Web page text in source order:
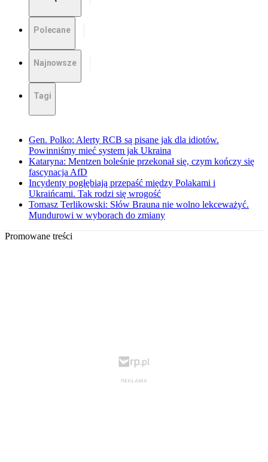
Polecane
Najnowsze
Tagi
Gen. Polko: Alerty RCB są pisane jak dla idiotów.
Powinniśmy mieć system jak Ukraina
Kataryna: Mentzen boleśnie przekonał się, czym kończy się
fascynacja AfD
Incydenty pogłębiają przepaść między Polakami i
Ukraińcami. Tak rodzi się wrogość
Tomasz Terlikowski: Słów Brauna nie wolno lekceważyć.
Mundurowi w wyborach do zmiany
Promowane treści